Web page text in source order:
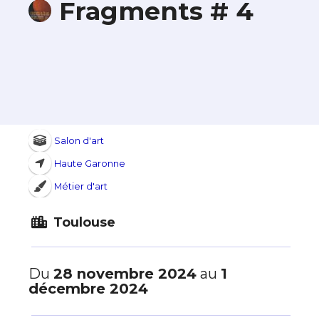
Fragments # 4
Salon d'art
Haute Garonne
Métier d'art
Toulouse
Du 28 novembre 2024 au 1
décembre 2024